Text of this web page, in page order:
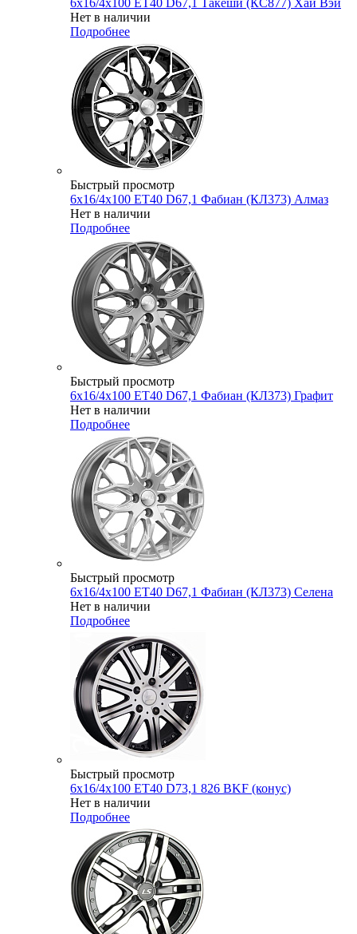
6x16/4x100 ET40 D67,1 Такеши (КС877) Хай Вэй
Нет в наличии
Подробнее
Быстрый просмотр
6x16/4x100 ET40 D67,1 Фабиан (КЛ373) Алмаз
Нет в наличии
Подробнее
Быстрый просмотр
6x16/4x100 ET40 D67,1 Фабиан (КЛ373) Графит
Нет в наличии
Подробнее
Быстрый просмотр
6x16/4x100 ET40 D67,1 Фабиан (КЛ373) Селена
Нет в наличии
Подробнее
Быстрый просмотр
6x16/4x100 ET40 D73,1 826 BKF (конус)
Нет в наличии
Подробнее